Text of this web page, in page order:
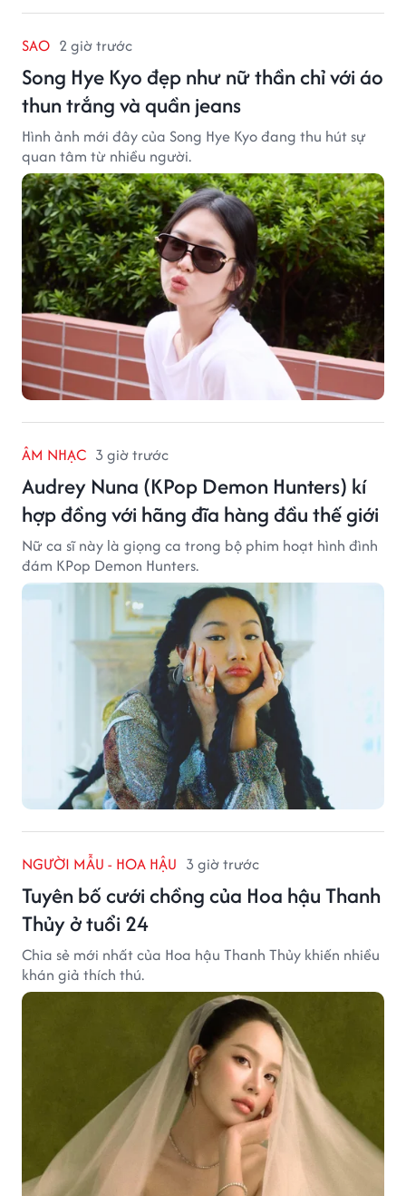
SAO 2 giờ trước
Song Hye Kyo đẹp như nữ thần chỉ với áo
thun trắng và quần jeans
Hình ảnh mới đây của Song Hye Kyo đang thu hút sự
quan tâm từ nhiều người.
ÂM NHẠC 3 giờ trước
Audrey Nuna (KPop Demon Hunters) kí
hợp đồng với hãng đĩa hàng đầu thế giới
Nữ ca sĩ này là giọng ca trong bộ phim hoạt hình đình
đám KPop Demon Hunters.
NGƯỜI MẪU - HOA HẬU 3 giờ trước
Tuyên bố cưới chồng của Hoa hậu Thanh
Thủy ở tuổi 24
Chia sẻ mới nhất của Hoa hậu Thanh Thủy khiến nhiều
khán giả thích thú.